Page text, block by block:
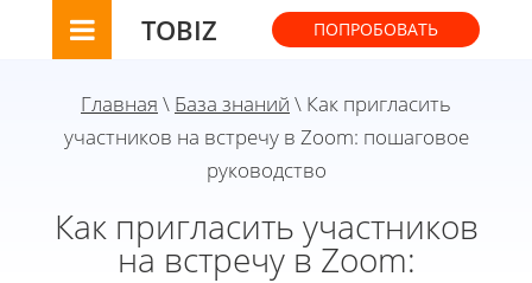
TOBIZ ПОПРОБОВАТЬ
Главная \ База знаний \ Как пригласить
участников на встречу в Zoom: пошаговое
руководство
Как пригласить участников
на встречу в Zoom: